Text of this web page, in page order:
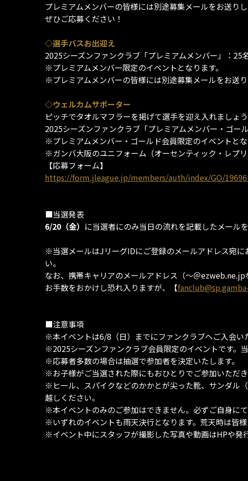
プレミアムメンバーの皆様には別途募集メールをお送りし
ぜひご応募ください！
◇選手バスお出迎え
2025シーズンファンクラブ「プレミアムメンバー」：25
※プレミアムメンバー限定のイベントとなります。
※プレミアムメンバーの皆様には別途募集メールをお送り
◇ウェルカムサポーター
ピッチでタオルマフラーを掲げて選手を迎え入れましょう
2025シーズンファンクラブ「プレミアムメンバー・ゴー
※プレミアムメンバー・ゴールド会員限定のイベントとな
※ガンバ大阪のユニフォーム（オーセンティック・レプ
【応募フォーム】
https://form.jleague.jp/members/auth/index/GO/
■当選発表
6/20（金） に当選者にのみ当日の流れを記載したメール
※当選メールはJリーグIDにご登録のメールアドレス宛
い。
なお、携帯キャリアのメールアドレス（～＠
お手数をおかけし恐れ入りますが、【
■注意事項
※本イベントは6/8（日）までにファンクラブへご入会い
※2025シーズンファンクラブ会員限定のイベントです。
※応募者多数の場合は抽選で参加者を決定いたします。
※お子様がご当選された際にもおひとりでご参加いただ
※ヒール、スパイクなどのかかとが尖った靴、サンダル
越しください。
※本イベントのみのご参加はできません。必ずご自身に
※いずれのイベントも雨天決行となります。荒天時は皆
※イベント中にスタッフが撮影した写真や動画はHPや発